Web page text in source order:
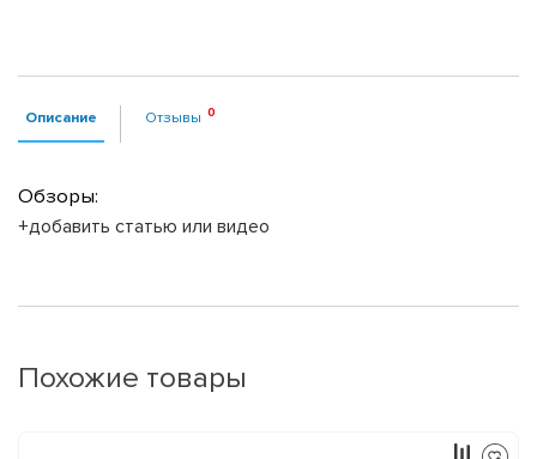
Описание Отзывы
Обзоры:
+добавить статью или видео
Похожие товары